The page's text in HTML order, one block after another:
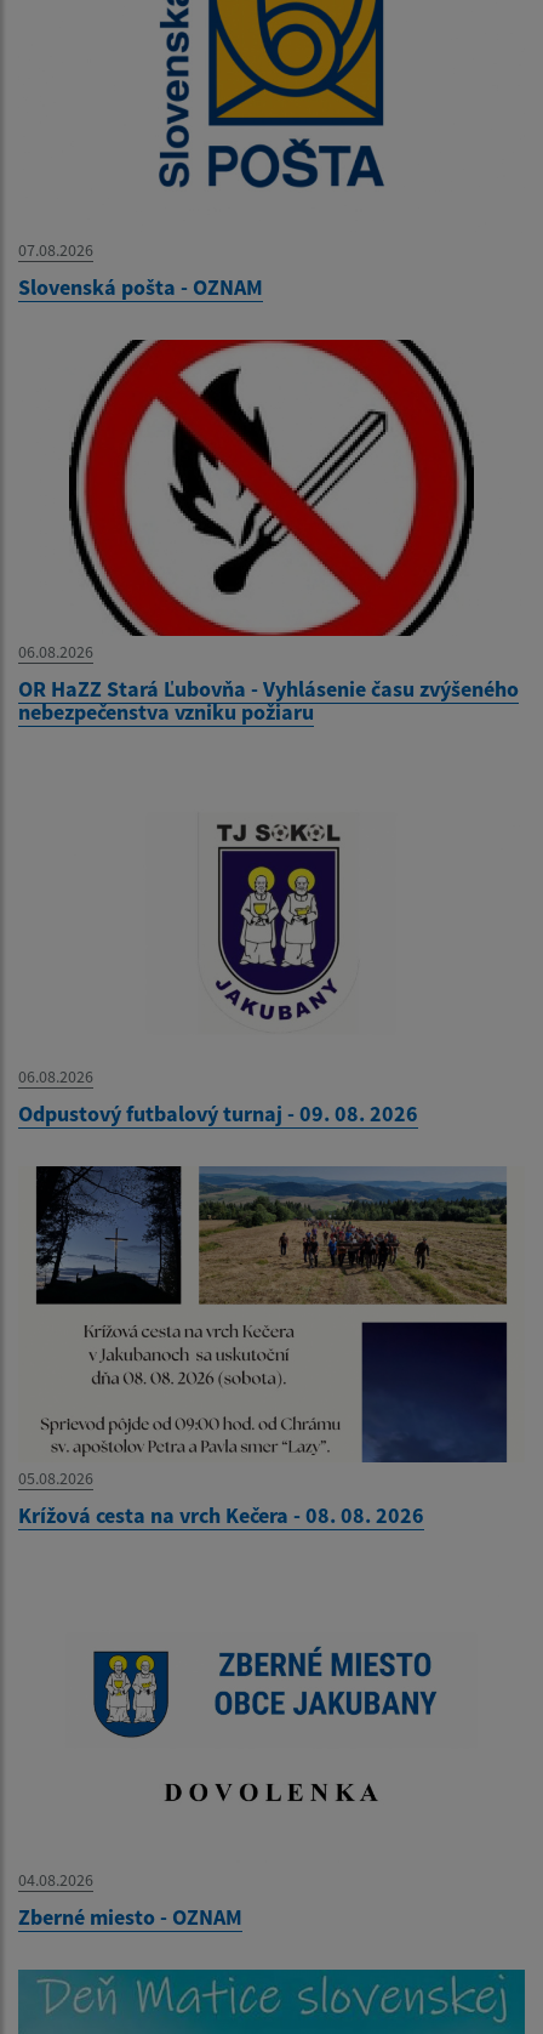
07.08.2026
Slovenská pošta - OZNAM
06.08.2026
OR HaZZ Stará Ľubovňa - Vyhlásenie času zvýšeného
nebezpečenstva vzniku požiaru
06.08.2026
Odpustový futbalový turnaj - 09. 08. 2026
05.08.2026
Krížová cesta na vrch Kečera - 08. 08. 2026
04.08.2026
Zberné miesto - OZNAM